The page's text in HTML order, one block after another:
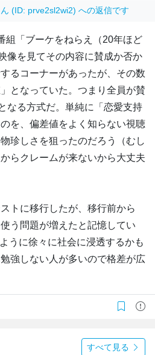
(ID: prve2sl2wi2) への返信です
組「ブーケをねらえ（20年ほど
像を見てその内容に賛成か否か
るコーナーがあったが、その数
となっていた。つまり全員が賛
なる方式だ。単純に「恋愛支持
を、偏差値をよく知らない視聴
珍しさを狙ったのだろう（むし
らクレームが来ないから大丈夫
トに移行したが、移行前から
う問題が増えたと記憶してい
うに徐々に社会に浸透するかも
強しない人が多いので格差が広
すべて見る